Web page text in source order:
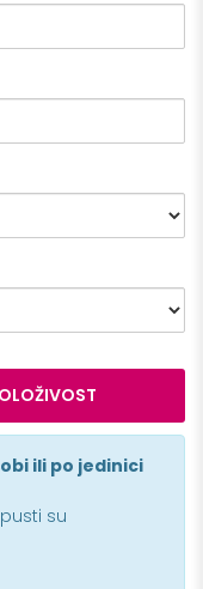
ili po jedinici
su